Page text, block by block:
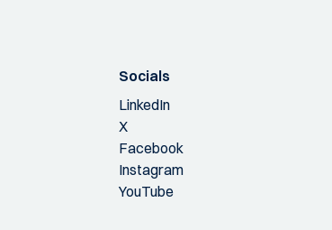
Socials
LinkedIn
X
Facebook
Instagram
YouTube